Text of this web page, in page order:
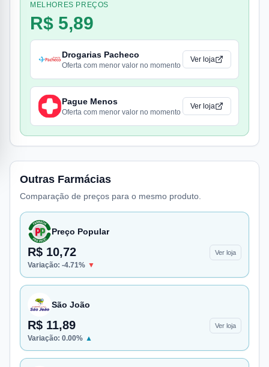
MELHORES PREÇOS
R$ 5,89
Drogarias Pacheco
Oferta com menor valor no momento
Ver loja
Pague Menos
Oferta com menor valor no momento
Ver loja
Outras Farmácias
Comparação de preços para o mesmo produto.
Preço Popular
R$ 10,72 Ver loja
Variação: -4.71% ▼
São João
R$ 11,89 Ver loja
Variação: 0.00% ▲